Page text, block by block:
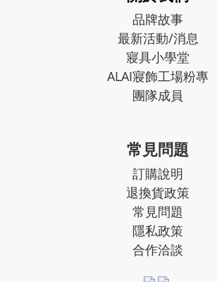
品牌故事
最新活動/消息
寢具小學堂
ALAI寢飾工場粉專
團隊成員
常見問題
訂購說明
退換貨政策
常見問題
隱私政策
合作洽談